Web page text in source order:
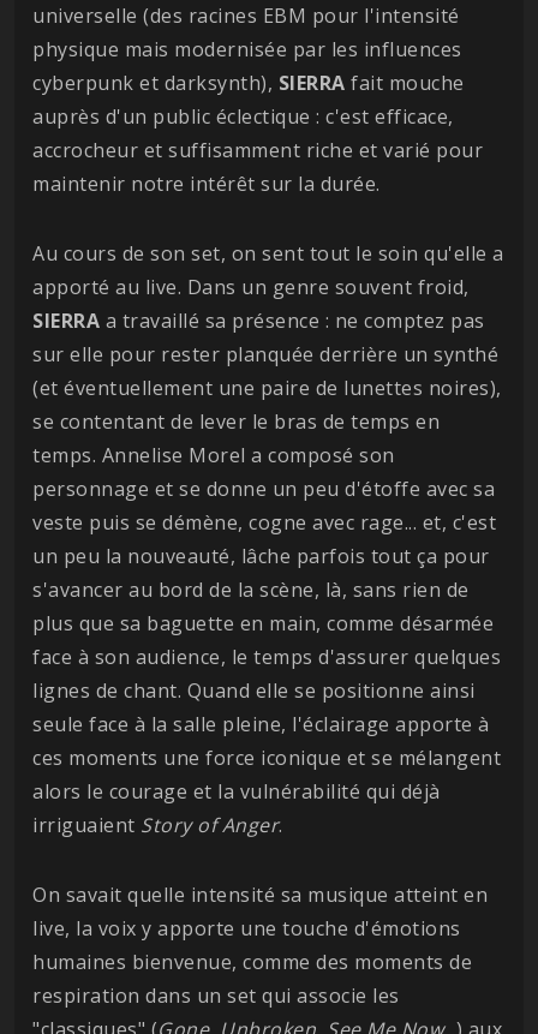
universelle (des racines EBM pour l'intensité
physique mais modernisée par les influences
cyberpunk et darksynth), SIERRA fait mouche
auprès d'un public éclectique : c'est efficace,
accrocheur et suffisamment riche et varié pour
maintenir notre intérêt sur la durée.
Au cours de son set, on sent tout le soin qu'elle a
apporté au live. Dans un genre souvent froid,
SIERRA a travaillé sa présence : ne comptez pas
sur elle pour rester planquée derrière un synthé
(et éventuellement une paire de lunettes noires),
se contentant de lever le bras de temps en
temps. Annelise Morel a composé son
personnage et se donne un peu d'étoffe avec sa
veste puis se démène, cogne avec rage... et, c'est
un peu la nouveauté, lâche parfois tout ça pour
s'avancer au bord de la scène, là, sans rien de
plus que sa baguette en main, comme désarmée
face à son audience, le temps d'assurer quelques
lignes de chant. Quand elle se positionne ainsi
seule face à la salle pleine, l'éclairage apporte à
ces moments une force iconique et se mélangent
alors le courage et la vulnérabilité qui déjà
irriguaient Story of Anger.
On savait quelle intensité sa musique atteint en
live, la voix y apporte une touche d'émotions
humaines bienvenue, comme des moments de
respiration dans un set qui associe les